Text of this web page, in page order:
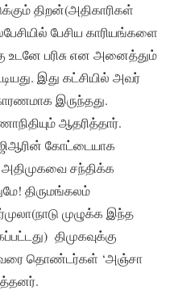
திறன்(அதிகாரிகள்
பேசிய காரியங்களை
உடனே பரிசு என அனைத்தும்
இது கட்சியில் அவர்
இருந்தது.
ஆதரித்தார்.
கோட்டையாக
சந்திக்க
திருமங்கலம்
முழுக்க இந்த
திமுகவுக்கு
தொண்டர்கள் ‘அஞ்சா